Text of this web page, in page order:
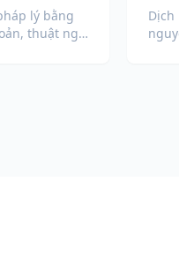
lý bằng
thuật ngữ